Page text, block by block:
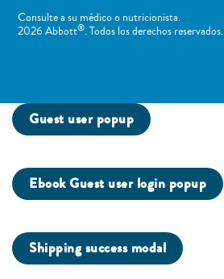
Consulte a su médico o nutricionista.
2026 Abbott®. Todos los derechos reservados.
Guest user popup
Ebook Guest user login popup
Shipping success modal